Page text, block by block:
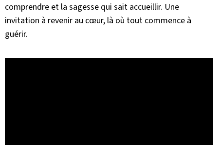
comprendre et la sagesse qui sait accueillir. Une
invitation à revenir au cœur, là où tout commence à
guérir.